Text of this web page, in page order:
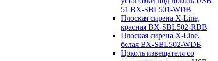
51 BX-SBL501-WDB
Плоская сирена X-Line,
красная BX-SBL502-RDB
Плоская сирена X-Line,
белая BX-SBL502-WDB
Цоколь извещателя со